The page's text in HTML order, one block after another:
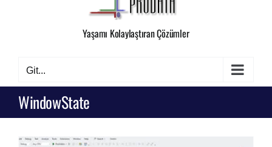
Yaşamı Kolaylaştıran Çözümler
Git...
WindowState